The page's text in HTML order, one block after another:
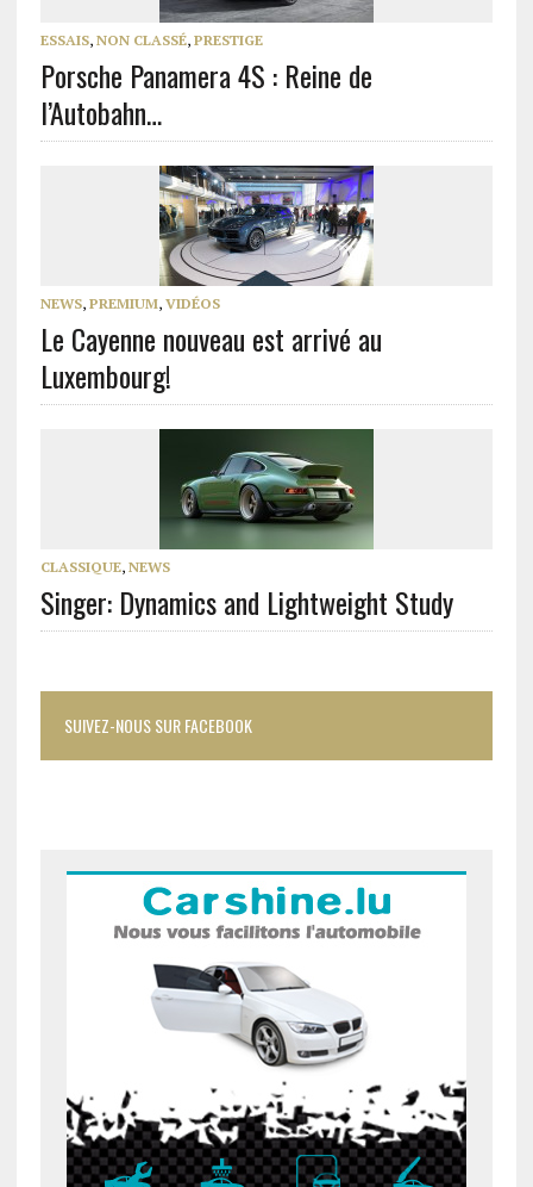
ESSAIS, NON CLASSÉ, PRESTIGE
Porsche Panamera 4S : Reine de
l’Autobahn…
NEWS, PREMIUM, VIDÉOS
Le Cayenne nouveau est arrivé au
Luxembourg!
CLASSIQUE, NEWS
Singer: Dynamics and Lightweight Study
SUIVEZ-NOUS SUR FACEBOOK